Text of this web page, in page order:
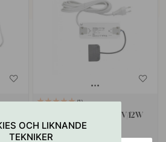
-
1
Drivdon UltraThin - 24V/12W
OCH LIKNANDE
TEKNIKER